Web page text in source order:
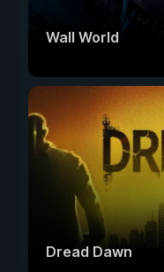
Wall World
Dread Dawn